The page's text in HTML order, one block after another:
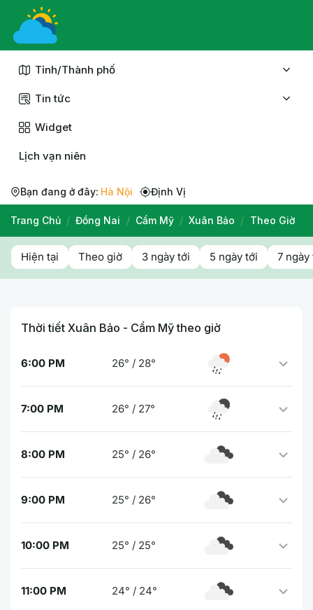
Chuyển
nội
Tỉnh/Thành phố
Tin tức
Widget
Lịch vạn niên
Bạn đang ở đây: Hà Nội Định Vị
Trang Chủ / Đồng Nai / Cẩm Mỹ / Xuân Bảo / Theo Giờ
Hiện tại Theo giờ 3 ngày tới 5 ngày tới 7 ngày
Thời tiết Xuân Bảo - Cẩm Mỹ theo giờ
6:00 PM 26° / 28°
7:00 PM 26° / 27°
8:00 PM 25° / 26°
9:00 PM 25° / 26°
10:00 PM 25° / 25°
11:00 PM 24° / 24°